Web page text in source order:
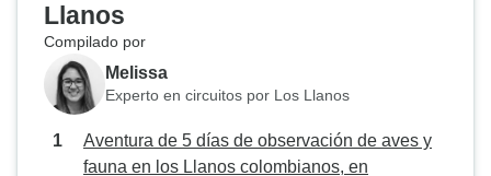
Llanos
Compilado por
Melissa
Experto en circuitos por Los Llanos
Aventura de 5 días de observación de aves y
fauna en los Llanos colombianos, en